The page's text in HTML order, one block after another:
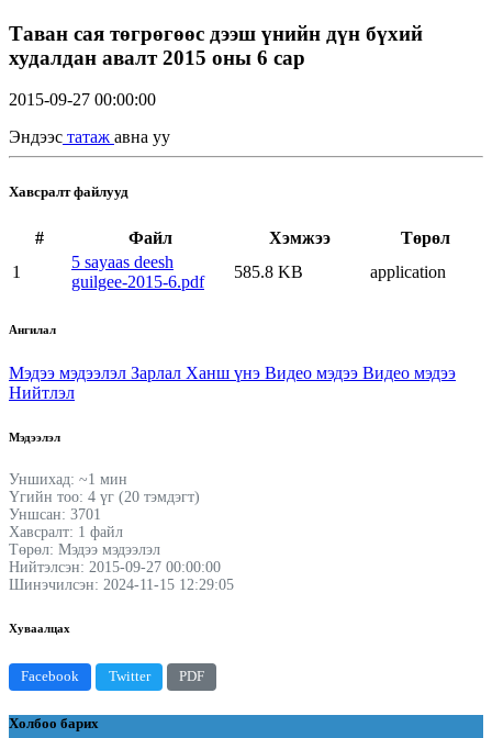
Таван сая төгрөгөөс дээш үнийн дүн бүхий
худалдан авалт 2015 оны 6 сар
2015-09-27 00:00:00
Эндээс татаж авна уу
Хавсралт файлууд
# Файл Хэмжээ
Төрөл
1
5 sayaas deesh
guilgee-2015-6.pdf
585.8 KB application
Ангилал
Мэдээ мэдээлэл Зарлал Ханш үнэ Видео мэдээ Видео мэдээ
Нийтлэл
Мэдээлэл
Уншихад: ~1 мин
Үгийн тоо: 4 үг (20 тэмдэгт)
Уншсан: 3701
Хавсралт: 1 файл
Төрөл: Мэдээ мэдээлэл
Нийтэлсэн: 2015-09-27 00:00:00
Шинэчилсэн: 2024-11-15 12:29:05
Хуваалцах
Facebook Twitter PDF
Холбоо барих